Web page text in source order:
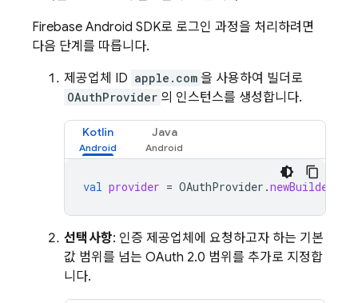
Firebase Android SDK로 로그인 과정을 처리하려면
다음 단계를 따릅니다.
제공업체 ID apple.com 을 사용하여 빌더로
OAuthProvider 의 인스턴스를 생성합니다.
Kotlin Java
val provider = OAuthProvider .newBuilder
선택사항: 인증 제공업체에 요청하고자 하는 기본
값 범위를 넘는 OAuth 2.0 범위를 추가로 지정합
니다.